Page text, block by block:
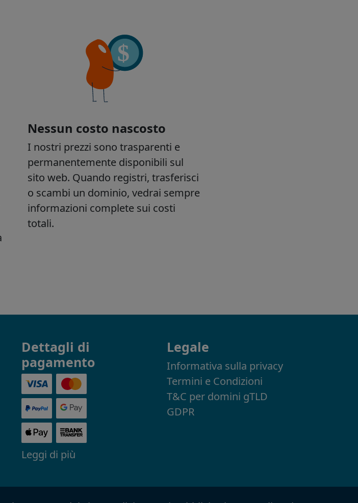
Dettagli di
pagamento
Leggi di più
Legale
Informativa sulla privacy
Termini e Condizioni
T&C per domini gTLD
GDPR